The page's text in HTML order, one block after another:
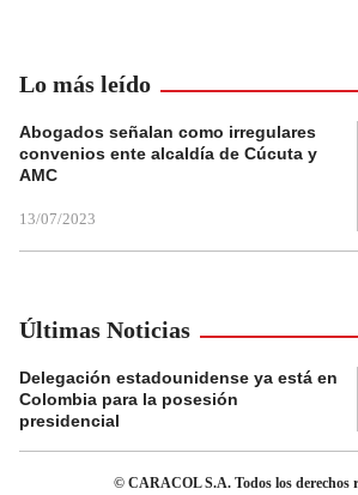
Lo más leído
Abogados señalan como irregulares
convenios ente alcaldía de Cúcuta y
AMC
13/07/2023
Últimas Noticias
Delegación estadounidense ya está en
Colombia para la posesión
presidencial
© CARACOL S.A. Todos los derechos